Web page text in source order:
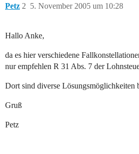
Petz 5. November 2005 um 10:28
2
Hallo Anke,
da es hier verschiedene
nur empfehlen R 31 Abs. 7 der
Dort sind diverse Lösungsmöglichkeiten
Gruß
Petz